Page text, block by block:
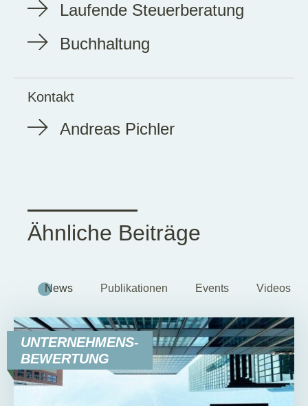
Laufende Steuerberatung
Buchhaltung
Kontakt
Andreas Pichler
Ähnliche Beiträge
News Publikationen Events Videos
UNTERNEHMENS-
BEWERTUNG